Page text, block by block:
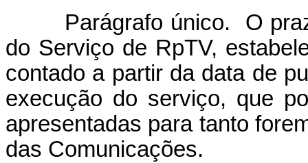
Parágrafo único. O
do Serviço de RpTV,
contado a partir da data de
execução do serviço, que
apresentadas para tanto
das Comunicações.